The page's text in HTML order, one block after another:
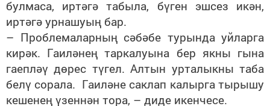
булмаса, иртәгә табыла, бүген эшсез икән,
иртәгә урнашуың бар.
– Проблемаларның сәбәбе турында уйларга
кирәк. Гаиләнең таркалуына бер якны гына
гаепләү дөрес түгел. Алтын урталыкны таба
белү сорала. Гаиләне саклап калырга тырышу
кешенең үзеннән тора, – диде икенчесе.